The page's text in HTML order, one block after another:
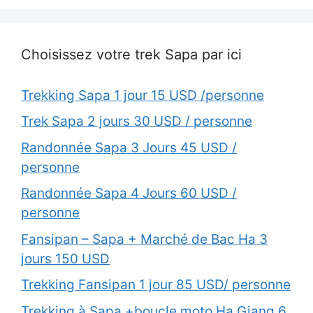
Choisissez votre trek Sapa par ici
Trekking Sapa 1 jour 15 USD /personne
Trek Sapa 2 jours 30 USD / personne
Randonnée Sapa 3 Jours 45 USD /
personne
Randonnée Sapa 4 Jours 60 USD /
personne
Fansipan – Sapa + Marché de Bac Ha 3
jours 150 USD
Trekking Fansipan 1 jour 85 USD/ personne